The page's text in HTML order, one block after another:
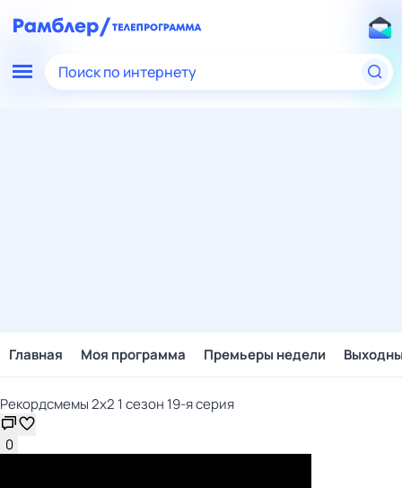
Поиск по интернету
Главная Моя программа Премьеры недели
Рекордсмемы 2х2 1 сезон 19-я серия
0